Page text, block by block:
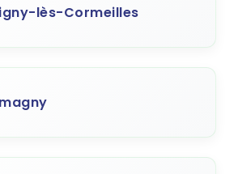
lès-Cormeilles